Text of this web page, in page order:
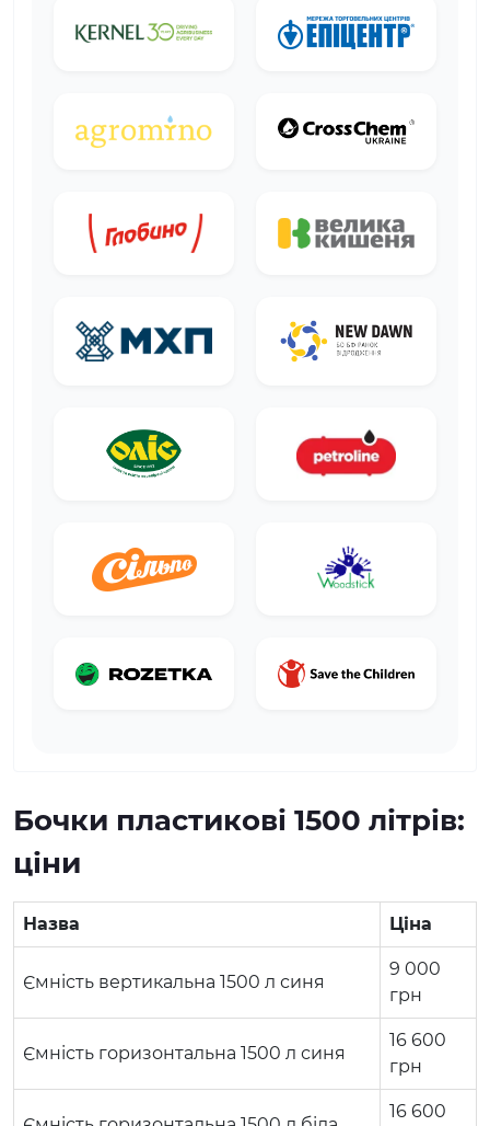
Бочки пластикові 1500 літрів:
ціни
Назва Ціна
Ємність вертикальна 1500 л синя
9 000
грн
Ємність горизонтальна 1500 л синя
16 600
грн
16 600